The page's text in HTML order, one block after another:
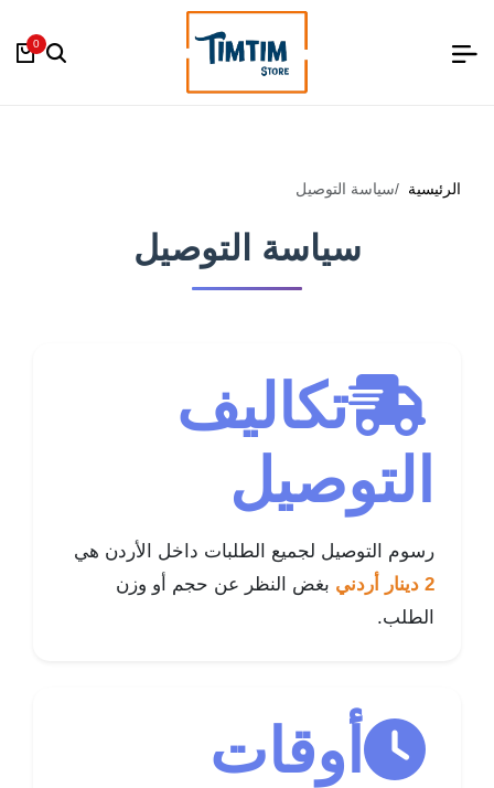
0
الرئيسية سياسة التوصيل
سياسة التوصيل
تكاليف
التوصيل
رسوم التوصيل لجميع الطلبات داخل الأردن هي
2 دينار أردني
بغض النظر عن حجم أو وزن
الطلب.
أوقات